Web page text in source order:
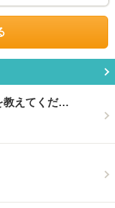
教えてくだ…